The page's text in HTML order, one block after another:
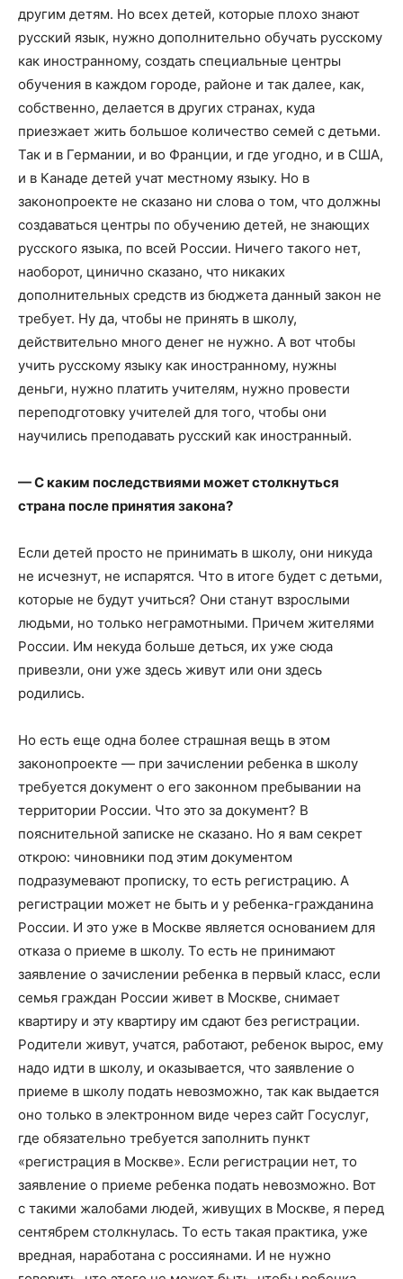
другим детям. Но всех детей, которые плохо знают
русский язык, нужно дополнительно обучать русскому
как иностранному, создать специальные центры
обучения в каждом городе, районе и так далее, как,
собственно, делается в других странах, куда
приезжает жить большое количество семей с детьми.
Так и в Германии, и во Франции, и где угодно, и в США,
и в Канаде детей учат местному языку. Но в
законопроекте не сказано ни слова о том, что должны
создаваться центры по обучению детей, не знающих
русского языка, по всей России. Ничего такого нет,
наоборот, цинично сказано, что никаких
дополнительных средств из бюджета данный закон не
требует. Ну да, чтобы не принять в школу,
действительно много денег не нужно. А вот чтобы
учить русскому языку как иностранному, нужны
деньги, нужно платить учителям, нужно провести
переподготовку учителей для того, чтобы они
научились преподавать русский как иностранный.
— С каким последствиями может столкнуться
страна после принятия закона?
Если детей просто не принимать в школу, они никуда
не исчезнут, не испарятся. Что в итоге будет с детьми,
которые не будут учиться? Они станут взрослыми
людьми, но только неграмотными. Причем жителями
России. Им некуда больше деться, их уже сюда
привезли, они уже здесь живут или они здесь
родились.
Но есть еще одна более страшная вещь в этом
законопроекте — при зачислении ребенка в школу
требуется документ о его законном пребывании на
территории России. Что это за документ? В
пояснительной записке не сказано. Но я вам секрет
открою: чиновники под этим документом
подразумевают прописку, то есть регистрацию. А
регистрации может не быть и у ребенка-гражданина
России. И это уже в Москве является основанием для
отказа о приеме в школу. То есть не принимают
заявление о зачислении ребенка в первый класс, если
семья граждан России живет в Москве, снимает
квартиру и эту квартиру им сдают без регистрации.
Родители живут, учатся, работают, ребенок вырос, ему
надо идти в школу, и оказывается, что заявление о
приеме в школу подать невозможно, так как выдается
оно только в электронном виде через сайт Госуслуг,
где обязательно требуется заполнить пункт
«регистрация в Москве». Если регистрации нет, то
заявление о приеме ребенка подать невозможно. Вот
с такими жалобами людей, живущих в Москве, я перед
сентябрем столкнулась. То есть такая практика, уже
вредная, наработана с россиянами. И не нужно